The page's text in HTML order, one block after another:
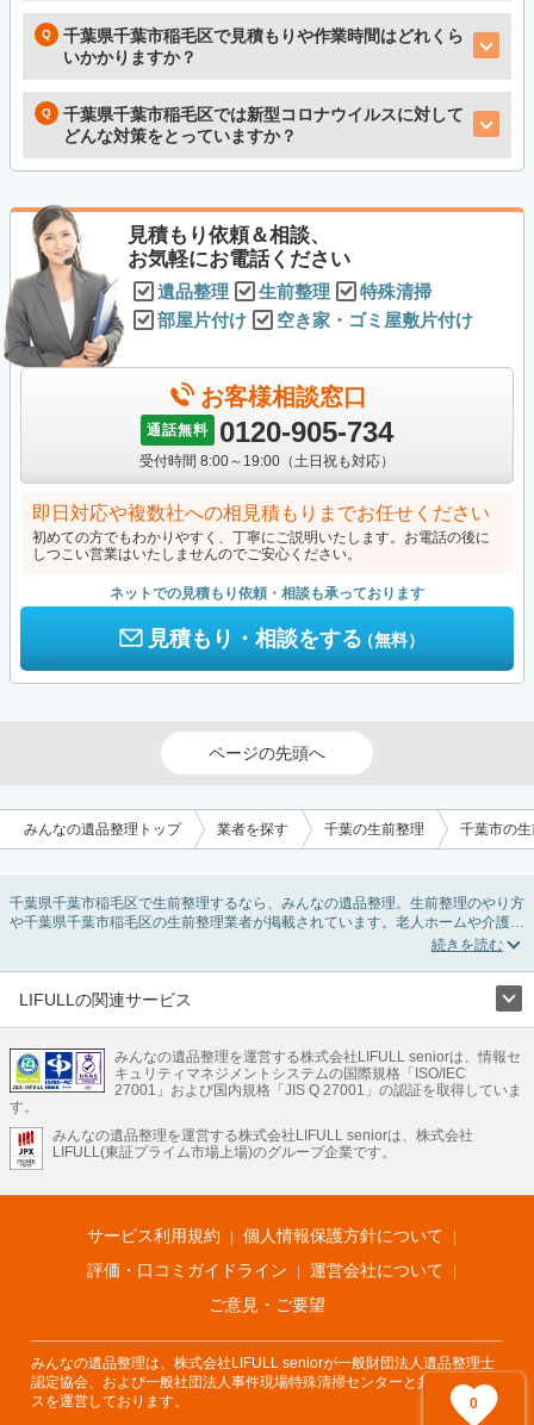
千葉県千葉市稲毛区で見積もりや作業時間はどれくら
いかかりますか？
千葉県千葉市稲毛区では新型コロナウイルスに対して
どんな対策をとっていますか？
0
見積もり依頼＆相談、
お気軽にお電話ください
遺品整理 生前整理
特殊清掃
部屋片付け
空き家・ゴミ屋敷片付け
お客様相談窓口
通話無料 0120-905-734
受付時間 8:00～19:00（土日祝も対応）
即日対応や複数社への相見積もりまでお任せください
初めての方でもわかりやすく、丁寧にご説明いたします。お電話の後に
しつこい営業はいたしませんのでご安心ください。
ネットでの見積もり依頼・相談も承っております
見積もり・相談をする（無料）
ページの先頭へ
みんなの遺品整理トップ 業者を探す 千葉の生前整理 千葉市の
千葉県千葉市稲毛区で生前整理するなら、みんなの遺品整理。生前整理のやり方
や千葉県千葉市稲毛区の生前整理業者が掲載されています。老人ホームや介護施
設入居に伴う不用品の処分・回収・引き取りから、在宅介護の介護整理や福祉住
などのオプションサービスで絞り込み検索を利用してみましょう。
またお役立ち情報も豊富なので終活でエンディングノートの選び方や、整理整
LIFULLの関連サービス
不動産・住宅
引越し 老人ホーム 地方創生
ママの就労支援
不動産クラウドファンディング 遺品整理 老後の暮らし情報
LIFULL HOME'Sのサービス
不動産・住宅
不動産査定 マンション専門売却査定 不動産投資 アドバイザー
不動産アーカイブ
空き家バンク 家賃相場 不動産会社
不動産用語集 住まいのお役立ち情報
LIFULL HOME'S PRESS
不動産転職
みんなの遺品整理を運営する株式会社LIFULL seniorは、情報セ
キュリティマネジメントシステムの国際規格「ISO/IEC
27001」および国内規格「JIS Q 27001」の認証を取得していま
す。
みんなの遺品整理を運営する株式会社LIFULL seniorは、株式会社
LIFULL(東証プライム市場上場)のグループ企業です。
サービス利用規約
個人情報保護方針について
評価・口コミガイドライン
運営会社について
ご意見・ご要望
みんなの遺品整理は、株式会社LIFULL seniorが一般財団法人遺品整理士
認定協会、および一般社団法人事件現場特殊清掃センターと共同でサービ
スを運営しております。